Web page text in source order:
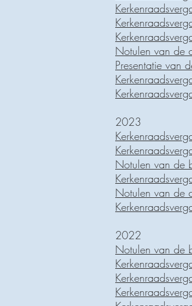
Notulen van de
Presentatie van
2023
Notulen van de
Notulen van de
2022
Notulen van de